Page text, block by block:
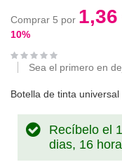
Comprar 5 por 1,36
10%
Sea el primero en
Botella de tinta
Recíbelo el
dias, 16